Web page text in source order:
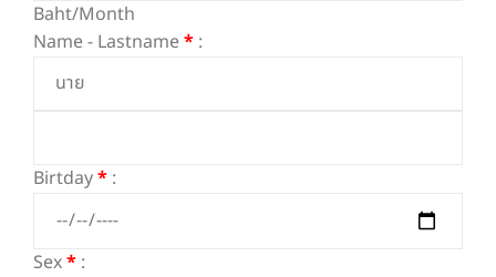
Baht/Month
Name - Lastname* :
Birtday* :
Sex* :